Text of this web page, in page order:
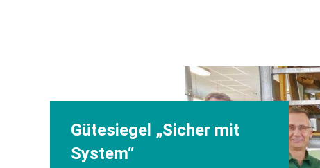
Gütesiegel „Sicher mit
System“